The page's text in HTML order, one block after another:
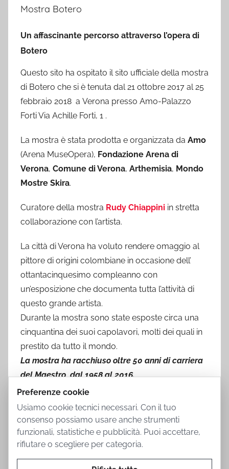
Mostra Botero
Un affascinante percorso attraverso l’opera di
Botero
Questo sito ha ospitato il sito ufficiale della mostra
di Botero che si è tenuta dal 21 ottobre 2017 al 25
febbraio 2018 a Verona presso Amo-Palazzo
Forti Via Achille Forti, 1 .
La mostra è stata prodotta e organizzata da Amo
(Arena MuseOpera), Fondazione Arena di
Verona, Comune di Verona, Arthemisia, Mondo
Mostre Skira.
Curatore della mostra Rudy Chiappini in stretta
collaborazione con l’artista.
La città di Verona ha voluto rendere omaggio al
pittore di origini colombiane in occasione dell’
ottantacinquesimo compleanno con
un’esposizione che documenta tutta l’attività di
questo grande artista.
Durante la mostra sono state esposte circa una
cinquantina dei suoi capolavori, molti dei quali in
prestito da tutto il mondo.
La mostra ha racchiuso oltre 50 anni di carriera
del Maestro, dal 1958 al 2016.
Preferenze cookie
Usiamo cookie tecnici necessari. Con il tuo
consenso possiamo usare anche strumenti
funzionali, statistiche e pubblicità. Puoi accettare,
rifiutare o scegliere per categoria.